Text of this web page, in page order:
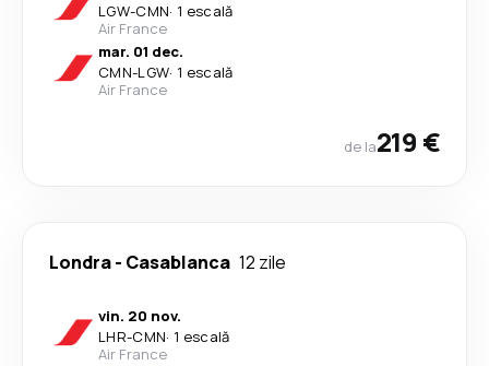
LGW-CMN· 1 escală
Air France
mar. 01 dec.
CMN-LGW· 1 escală
Air France
de la219 €
Londra- Casablanca 12 zile
vin. 20 nov.
LHR-CMN· 1 escală
Air France